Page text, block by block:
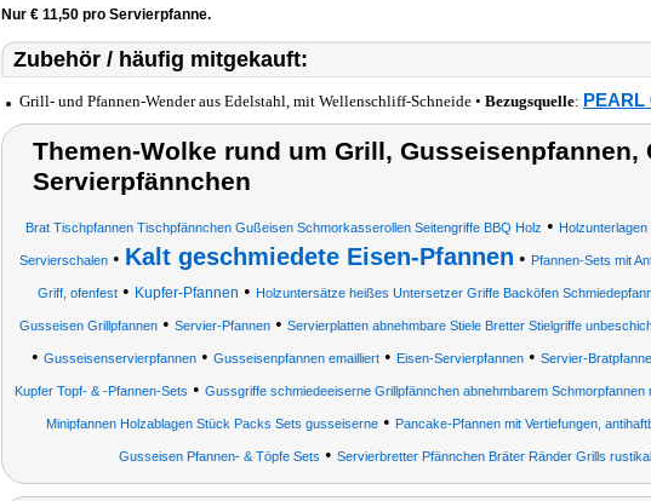
Nur € 11,50 pro Servierpfanne.
Zubehör / häufig mitgekauft:
Grill- und Pfannen-Wender aus Edelstahl, mit Wellenschliff-Schneide • Bezugsquelle: PEARL
Themen-Wolke rund um Grill, Gusseisenpfannen,
Servierpfännchen
Brat Tischpfannen Tischpfännchen Gußeisen Schmorkasserollen Seitengriffe BBQ Holz • Holzunterlagen
Servierschalen • Kalt geschmiedete Eisen-Pfannen • Pfannen-Sets mit
Griff, ofenfest • Kupfer-Pfannen • Holzuntersätze heißes Untersetzer Griffe Backöfen
Gusseisen Grillpfannen• Servier-Pfannen• Servierplatten abnehmbare Stiele Bretter Stielgriffe
• Gusseisenservierpfannen • Gusseisenpfannen emailliert • Eisen-Servierpfannen • Servier-
Kupfer Topf- & -Pfannen-Sets • Gussgriffe schmiedeeiserne Grillpfännchen abnehmbarem Schmorpfannen
Minipfannen Holzablagen Stück Packs Sets gusseiserne • Pancake-Pfannen mit Vertiefungen,
Gusseisen Pfannen- & Töpfe Sets • Servierbretter Pfännchen Bräter Ränder Grills